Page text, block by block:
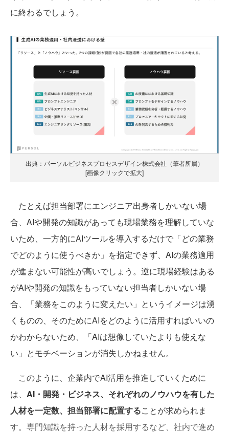
に終わるでしょう。
出典：パーソルビジネスプロセスデザイン株式会社（筆者所属）
[画像クリックで拡大]
たとえば担当部署にエンジニア出身者しかいない場
合、AIや開発の知識があっても現場業務を理解していな
いため、一方的にAIツールを導入するだけで「どの業務
でどのように使うべきか」を指定できず、AIの業務適用
が進まない可能性が高いでしょう。逆に現場経験はある
がAIや開発の知識をもっていない担当者しかいない場
合、「業務をこのように変えたい」というイメージは湧
くものの、そのためにAIをどのように活用すればいいの
かわからないため、「AIは想像していたよりも使えな
い」とモチベーションが消失しかねません。
このように、企業内でAI活用を推進していくために
は、 AI・開発・ビジネス、それぞれのノウハウを有した
人材を一定数、担当部署に配置することが求められま
す。専門知識を持った人材を採用するなど、社内で進め